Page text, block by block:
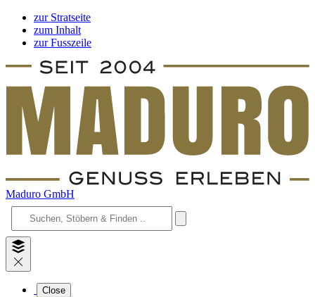
zur Stratseite
zum Inhalt
zur Fusszeile
Maduro GmbH
Close